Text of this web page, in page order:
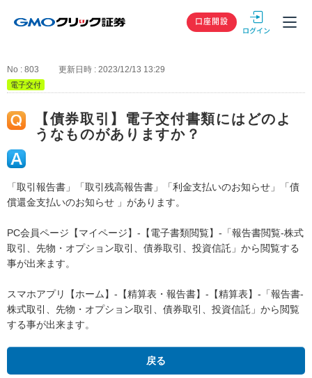
GMOクリック
口座開設
No : 803 更新日時 : 2023/12/13 13:29
電子交付
【債券取引】電子交付書類にはどのよ
うなものがありますか？
「取引報告書」「取引残高報告書」「利金支払いのお知らせ」「債
償還金支払いのお知らせ 」があります。
PC会員ページ【マイページ】-【電子書類閲覧】-「報告書閲覧-株式
取引、先物・オプション取引、債券取引、投資信託」から閲覧する
事が出来ます。
スマホアプリ【ホーム】-【精算表・報告書】-【精算表】-「報告書-
株式取引、先物・オプション取引、債券取引、投資信託」から閲覧
する事が出来ます。
戻る